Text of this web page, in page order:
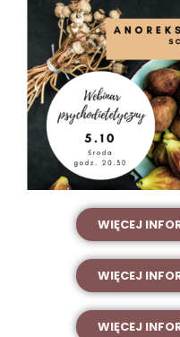
WIĘCEJ
WIĘCEJ
WIĘCEJ